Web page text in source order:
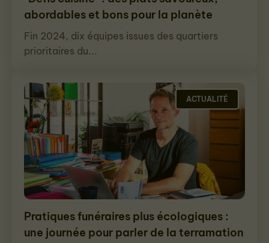
abordables et bons pour la planète
Fin 2024, dix équipes issues des quartiers
prioritaires du...
Pratiques funéraires plus écologiques :
une journée pour parler de la terramation
ACTUALITÉ